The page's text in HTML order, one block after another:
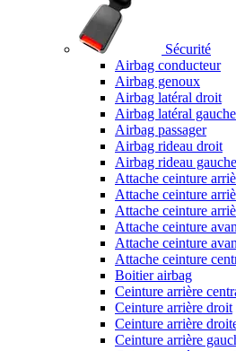
Sécurité
Airbag conducteur
Airbag genoux
Airbag latéral droit
Airbag latéral gauche
Airbag passager
Airbag rideau droit
Airbag rideau gauche
Attache ceinture
Attache ceinture
Attache ceinture
Attache ceinture
Attache ceinture
Attache ceinture
Boitier airbag
Ceinture arrière
Ceinture arrière droit
Ceinture arrière
Ceinture arrière